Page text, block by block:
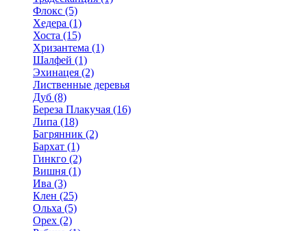
Флокс (5)
Хедера (1)
Хоста (15)
Хризантема (1)
Шалфей (1)
Эхинацея (2)
Лиственные деревья
Дуб (8)
Береза Плакучая (16)
Липа (18)
Багрянник (2)
Бархат (1)
Гинкго (2)
Вишня (1)
Ива (3)
Клен (25)
Ольха (5)
Орех (2)